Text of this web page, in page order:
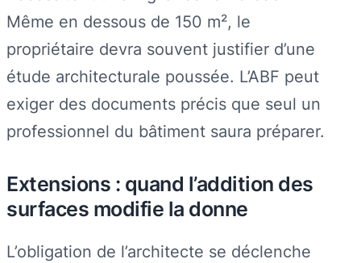
Même en dessous de 150 m², le
propriétaire devra souvent justifier d’une
étude architecturale poussée. L’ABF peut
exiger des documents précis que seul un
professionnel du bâtiment saura préparer.
Extensions : quand l’addition des
surfaces modifie la donne
L’obligation de l’architecte se déclenche